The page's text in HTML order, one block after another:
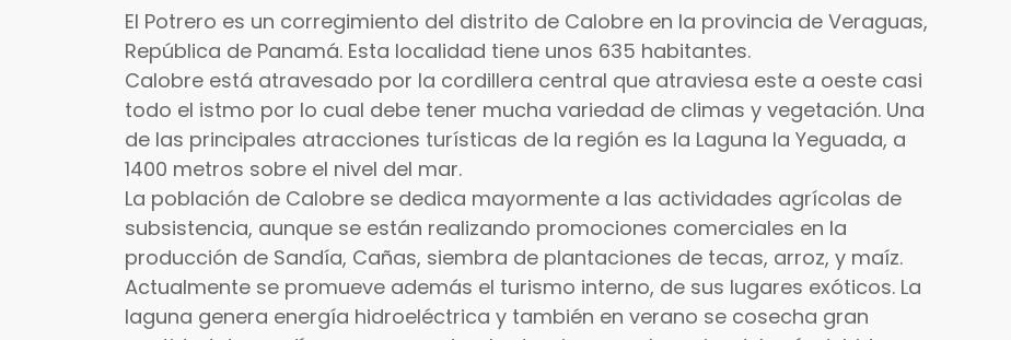
El Potrero es un corregimiento del distrito de Calobre en la provincia de Veraguas,
República de Panamá. Esta localidad tiene unos 635 habitantes.
Calobre está atravesado por la cordillera central que atraviesa este a oeste casi
todo el istmo por lo cual debe tener mucha variedad de climas y vegetación. Una
de las principales atracciones turísticas de la región es la Laguna la Yeguada, a
1400 metros sobre el nivel del mar.
La población de Calobre se dedica mayormente a las actividades agrícolas de
subsistencia, aunque se están realizando promociones comerciales en la
producción de Sandía, Cañas, siembra de plantaciones de tecas, arroz, y maíz.
Actualmente se promueve además el turismo interno, de sus lugares exóticos. La
laguna genera energía hidroeléctrica y también en verano se cosecha gran